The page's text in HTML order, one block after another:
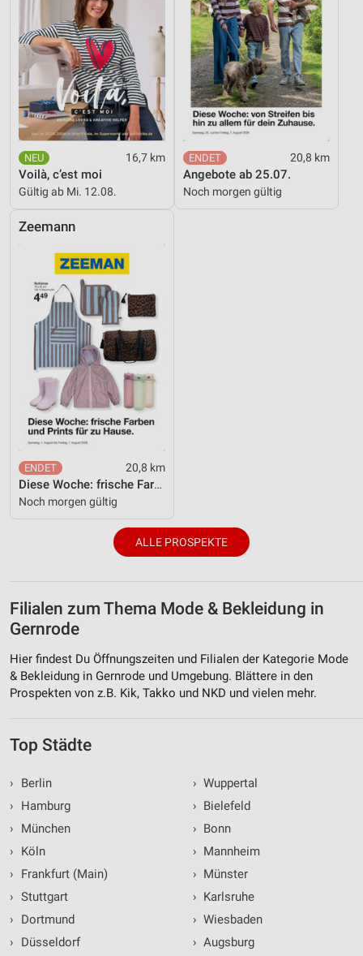
16,7 km
Voilà, c’est moi
Gültig ab Mi. 12.08.
20,8 km
Angebote ab 25.07.
Noch morgen gültig
Zeemann
20,8 km
Diese Woche: frische Farben und Prints für zu Hause.
Noch morgen gültig
ALLE PROSPEKTE
Filialen zum Thema Mode & Bekleidung in
Gernrode
Hier findest Du Öffnungszeiten und Filialen der Kategorie Mode
& Bekleidung in Gernrode und Umgebung. Blättere in den
Prospekten von z.B. Kik, Takko und NKD und vielen mehr.
Top Städte
›
Berlin
›
Hamburg
›
München
›
Köln
›
Frankfurt (Main)
› Stuttgart
›
Dortmund
›
Düsseldorf
› Wuppertal
› Bielefeld
› Bonn
› Mannheim
› Münster
› Karlsruhe
› Wiesbaden
› Augsburg